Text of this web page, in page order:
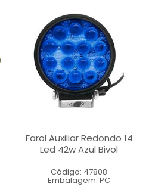
Farol Auxiliar Redondo 14
Led 42w Azul Bivol
Código: 47808
Embalagem: PC